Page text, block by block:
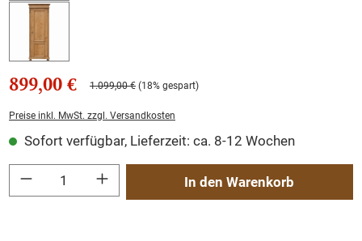
899,00 € 1.099,00 € (18% gespart)
Preise inkl. MwSt. zzgl. Versandkosten
Sofort verfügbar, Lieferzeit: ca. 8-12 Wochen
Produkt Anzahl: Gib den gewünschten Wert ein oder benutze die Schaltflächen
In den Warenkorb